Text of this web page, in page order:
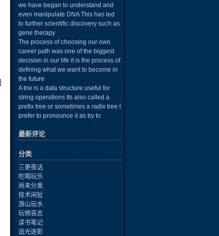
we have began to understand and
even manipulate DNA This has led
to further scientific discovery such as
gene therapy
The process of choosing our own
career path was one of the biggest
decision in our life it is the process of
defining what we want to become in
the future
A trie is a data structure useful for
string operations Its also called a
prefix tree or sometimes a radix tree I
prefer to pronounce it as try to
最新评论
分类
三更夜话
吃喝玩乐
尚未分类
技术闲扯
游山玩水
玩物丧志
读书笔记
追光逐影